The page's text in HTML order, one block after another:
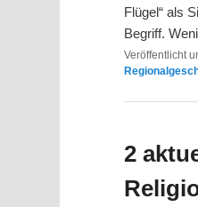
Flügel“ als
Begriff.
Veröffentlicht
2